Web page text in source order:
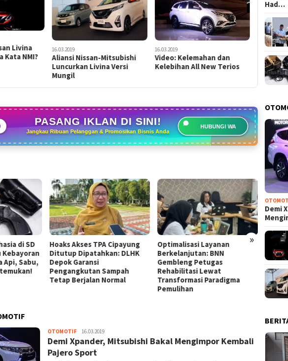
Livina
Kata NMI?
16.03.2019
Aliansi Nissan-Mitsubishi
Luncurkan Livina Versi
Mungil
16.03.2019
Video: Kelemahan dan
Kelebihan All New Terios
PASANG IKLAN DI SINI!
Jangkau Ribuan Pelanggan & Promosikan Bisnis Anda
HUBUNGI WA
»
di SD
Kebayoran
Api, Sabu,
Hoaks Akses TPA Cipayung
Ditutup Dipatahkan: DLHK
Depok Garansi
Pengangkutan Sampah
Tetap Berjalan Normal
Optimalisasi Layanan
Berkelanjutan: BNN
Gembleng Petugas
Rehabilitasi Lewat
Transformasi Paradigma
Pemulihan
Satu
OTOMOTIFadmin
16.03.2019
Demi Xpander, Mitsubishi Bakal Mengimpor Kembali
Pajero Sport
Had…
Demi